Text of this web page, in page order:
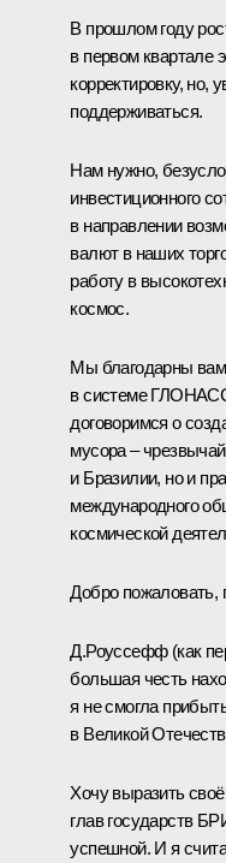
В прошлом году
в первом квартале
корректировку, но,
поддерживаться.
Нам нужно,
инвестиционного
в направлении
валют в наших
работу в
космос.
Мы благодарны вам
в системе
договоримся о
мусора –
и Бразилии, но и
международного
космической
Добро пожаловать,
Д.Роуссефф (как
большая честь
я не смогла
в Великой
Хочу выразить
глав государств
успешной. И я